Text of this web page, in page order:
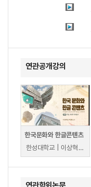
연관공개강의
한국문화와 한글콘텐츠
한성대학교 | 이상혁, 김서영, 김미도리, 고은숙, 유호선, 박새암, 노정은, 김윤주, 이은희